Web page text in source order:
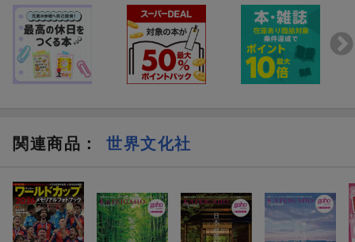
付録のブックレットは、W杯中継・配信カレンダーと見どこ
ろガイド
関連商品 ： 世界文化社